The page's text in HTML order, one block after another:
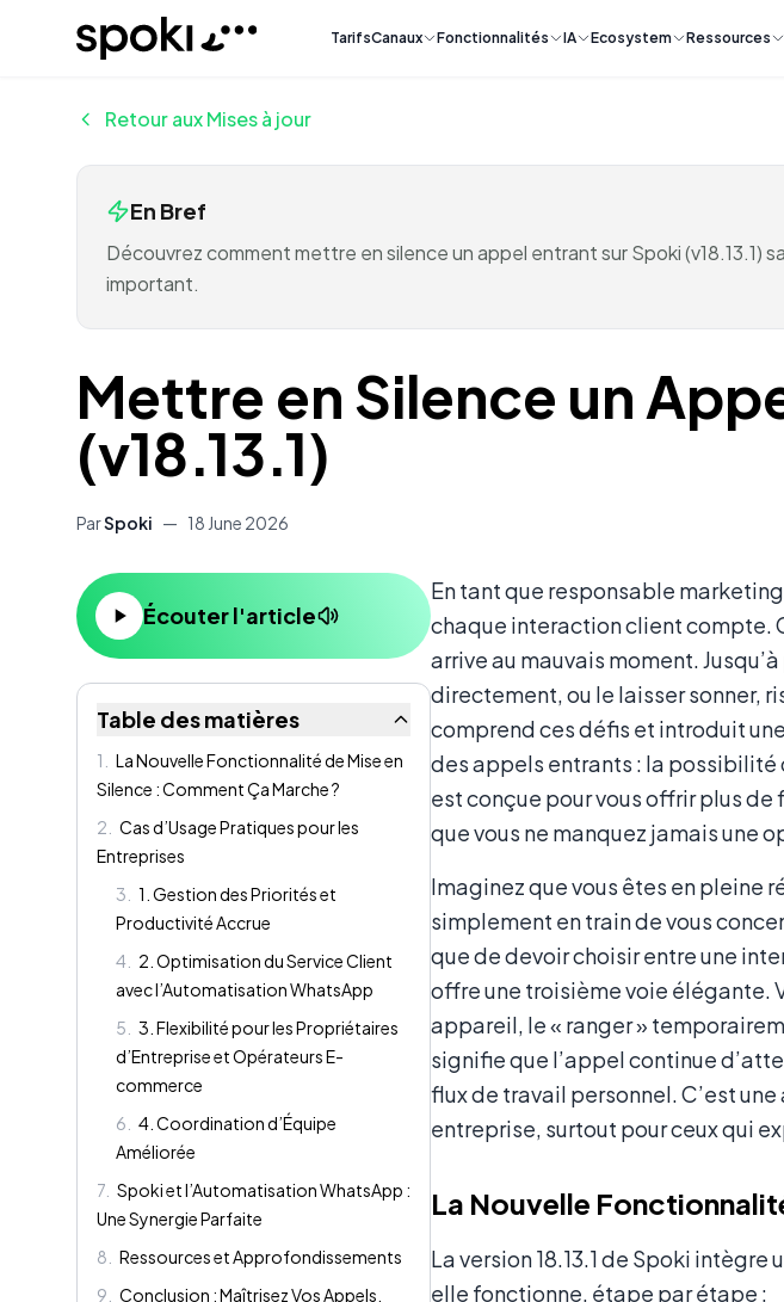
Spoki TarifsCanaux Fonctionnalités IA Ecosystem Ressources
Retour aux Mises à jour
En Bref
Découvrez comment mettre en silence un appel entrant sur Spoki
important.
Mettre en Silence un
(v18.13.1)
ParSpoki — 18 June 2026
Écouter l'article
Table des matières
1
La Nouvelle Fonctionnalité de Mise en
Silence : Comment Ça Marche ?
2
Cas d’Usage Pratiques pour les
Entreprises
3
1. Gestion des Priorités et
Productivité Accrue
4
2. Optimisation du Service Client
avec l’Automatisation WhatsApp
5
3. Flexibilité pour les Propriétaires
d’Entreprise et Opérateurs E-
commerce
6
4. Coordination d’Équipe
Améliorée
7 Spoki et l’Automatisation WhatsApp :
Une Synergie Parfaite
8
Ressources et Approfondissements
9
Conclusion : Maîtrisez Vos Appels,
Contenu
En tant que responsable
chaque interaction client compte.
arrive au mauvais moment.
directement, ou le laisser sonner,
comprend ces défis et introduit
des appels entrants : la possibilité
est conçue pour vous offrir plus
que vous ne manquez jamais une
Imaginez que vous êtes en pleine
simplement en train de vous
que de devoir choisir entre une
offre une troisième voie élégante.
appareil, le « ranger »
signifie que l’appel continue
flux de travail personnel. C’est
entreprise, surtout pour ceux qui
La Nouvelle
La version 18.13.1 de Spoki
elle fonctionne, étape par étape :